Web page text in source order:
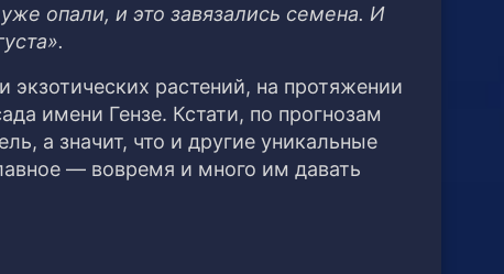
опали, и это завязались семена. И
растений, на протяжении
имени Гензе. Кстати, по прогнозам
а значит, что и другие уникальные
— вовремя и много им давать